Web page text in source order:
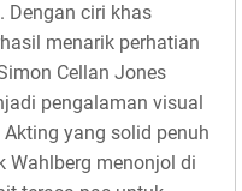
Dengan ciri khas
menarik perhatian
Cellan Jones
pengalaman visual
yang solid penuh
Wahlberg menonjol di